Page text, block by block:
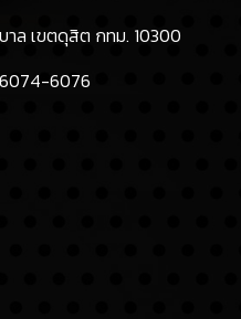
าล เขตดุสิต กทม. 10300
6076